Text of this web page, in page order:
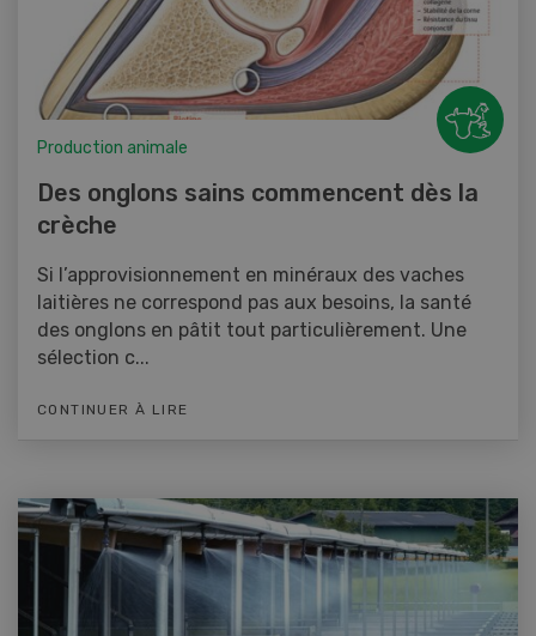
Production animale
Des onglons sains commencent dès la
crèche
Si l’approvisionnement en minéraux des vaches
laitières ne correspond pas aux besoins, la santé
des onglons en pâtit tout particulièrement. Une
sélection c...
CONTINUER À LIRE